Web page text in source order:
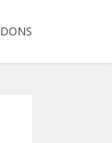
DONS